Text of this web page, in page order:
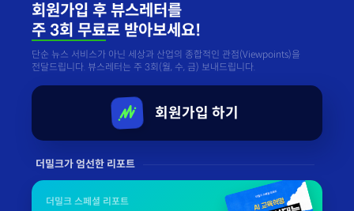
회원가입 후 뷰스레터를
주 3회 무료로 받아보세요!
단순 뉴스 서비스가 아닌 세상과 산업의 종합적인 관점(Viewpoints)을
전달드립니다. 뷰스레터는 주 3회(월, 수, 금) 보내드립니다.
회원가입 하기
더밀크가 엄선한 리포트
더밀크 스페셜 리포트